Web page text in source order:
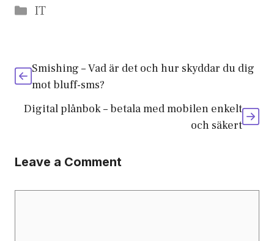
Categories
IT
Smishing – Vad är det och hur skyddar du dig
mot bluff-sms?
Digital plånbok – betala med mobilen enkelt
och säkert
Leave a Comment